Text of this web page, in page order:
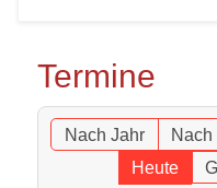
Termine
Nach Jahr Nach
Heute